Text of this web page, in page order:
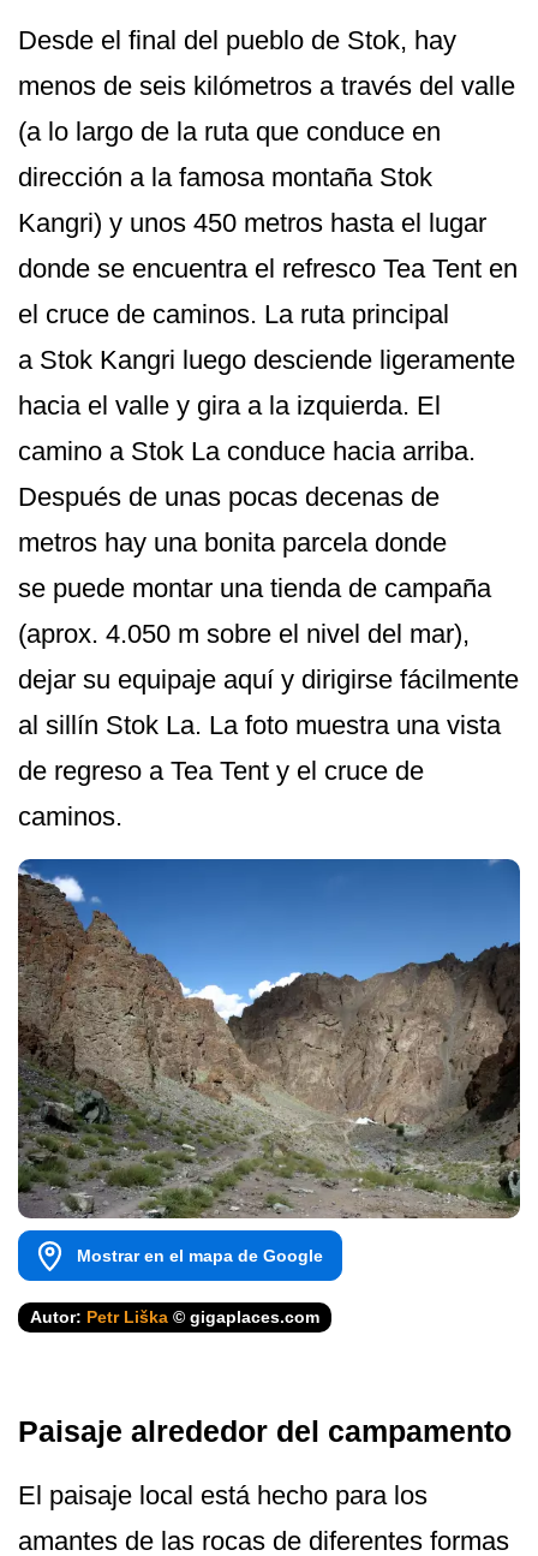
Desde el final del pueblo de Stok, hay
menos de seis kilómetros a través del valle
(a lo largo de la ruta que conduce en
dirección a la famosa montaña Stok
Kangri) y unos 450 metros hasta el lugar
donde se encuentra el refresco Tea Tent en
el cruce de caminos. La ruta principal
a Stok Kangri luego desciende ligeramente
hacia el valle y gira a la izquierda. El
camino a Stok La conduce hacia arriba.
Después de unas pocas decenas de
metros hay una bonita parcela donde
se puede montar una tienda de campaña
(aprox. 4.050 m sobre el nivel del mar),
dejar su equipaje aquí y dirigirse fácilmente
al sillín Stok La. La foto muestra una vista
de regreso a Tea Tent y el cruce de
caminos.
Mostrar en el mapa de Google
Autor: Petr Liška © gigaplaces.com
Paisaje alrededor del campamento
El paisaje local está hecho para los
amantes de las rocas de diferentes formas